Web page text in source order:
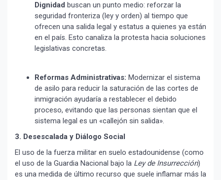
Experiencia!
Dignidad buscan un punto medio: reforzar la
seguridad fronteriza (ley y orden) al tiempo que
ofrecen una salida legal y estatus a quienes ya están
en el país. Esto canaliza la protesta hacia soluciones
legislativas concretas.
Reformas Administrativas: Modernizar el sistema
de asilo para reducir la saturación de las cortes de
inmigración ayudaría a restablecer el debido
proceso, evitando que las personas sientan que el
sistema legal es un «callejón sin salida».
3. Desescalada y Diálogo Social
El uso de la fuerza militar en suelo estadounidense (como
el uso de la Guardia Nacional bajo la Ley de Insurrección)
es una medida de último recurso que suele inflamar más la